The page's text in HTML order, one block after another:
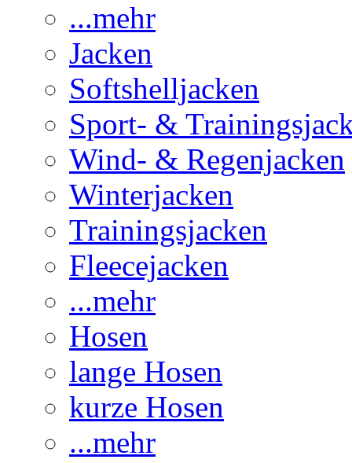
...mehr
Jacken
Softshelljacken
Sport- &
Wind- & Regenjacken
Winterjacken
Trainingsjacken
Fleecejacken
...mehr
Hosen
lange Hosen
kurze Hosen
...mehr